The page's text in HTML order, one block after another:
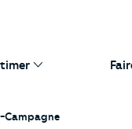
Campagne